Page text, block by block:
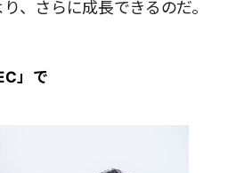
、さらに成長できるのだ。
」で